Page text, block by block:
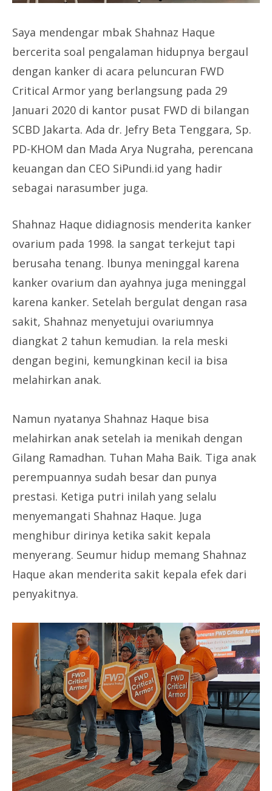
Saya mendengar mbak Shahnaz Haque
bercerita soal pengalaman hidupnya bergaul
dengan kanker di acara peluncuran FWD
Critical Armor yang berlangsung pada 29
Januari 2020 di kantor pusat FWD di bilangan
SCBD Jakarta. Ada dr. Jefry Beta Tenggara, Sp.
PD-KHOM dan Mada Arya Nugraha, perencana
keuangan dan CEO SiPundi.id yang hadir
sebagai narasumber juga.
Shahnaz Haque didiagnosis menderita kanker
ovarium pada 1998. Ia sangat terkejut tapi
berusaha tenang. Ibunya meninggal karena
kanker ovarium dan ayahnya juga meninggal
karena kanker. Setelah bergulat dengan rasa
sakit, Shahnaz menyetujui ovariumnya
diangkat 2 tahun kemudian. Ia rela meski
dengan begini, kemungkinan kecil ia bisa
melahirkan anak.
Namun nyatanya Shahnaz Haque bisa
melahirkan anak setelah ia menikah dengan
Gilang Ramadhan. Tuhan Maha Baik. Tiga anak
perempuannya sudah besar dan punya
prestasi. Ketiga putri inilah yang selalu
menyemangati Shahnaz Haque. Juga
menghibur dirinya ketika sakit kepala
menyerang. Seumur hidup memang Shahnaz
Haque akan menderita sakit kepala efek dari
penyakitnya.